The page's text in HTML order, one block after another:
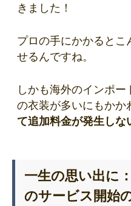
きました！
プロの手にかかると
せるんですね。
しかも海外のインポー
の衣装が多いにもかか
て追加料金が発生しな
一生の思い出に
のサービス開始